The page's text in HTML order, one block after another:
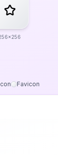
Favicon